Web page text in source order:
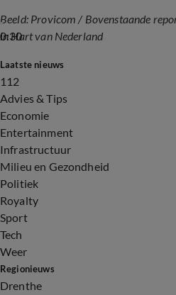
0:30
Beeld: Provicom / Bovenstaande
in Hart van Nederland
Laatste nieuws
112
Advies & Tips
Economie
Entertainment
Infrastructuur
Milieu en Gezondheid
Politiek
Royalty
Sport
Tech
Weer
Regionieuws
Drenthe